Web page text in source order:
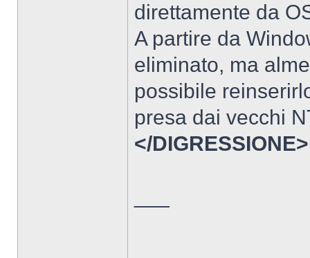
direttamente da
A partire da
eliminato, ma
possibile
presa dai vecchi
</DIGRESSIONE>